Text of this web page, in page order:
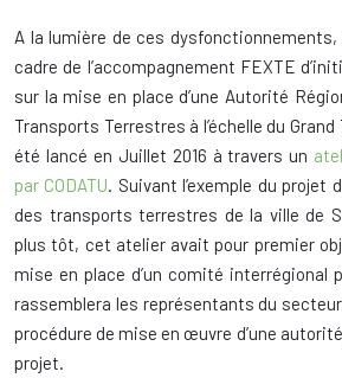
A la lumière de ces
cadre de l’accompagnement FEXTE
sur la mise en place d’une Autorité
Transports Terrestres à l’échelle du
été lancé en Juillet 2016 à travers un
par CODATU. Suivant l’exemple du projet
des transports terrestres de la ville de
plus tôt, cet atelier avait pour premier
mise en place d’un comité interrégional
rassemblera les représentants du
procédure de mise en œuvre d’une
projet.